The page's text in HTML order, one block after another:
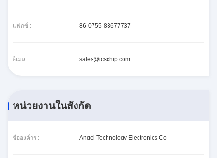
แฟกซ์ : 86-0755-83677737
อีเมล : sales@icschip.com
หน่วยงานในสังกัด
ชื่อองค์กร : Angel Technology Electronics Co